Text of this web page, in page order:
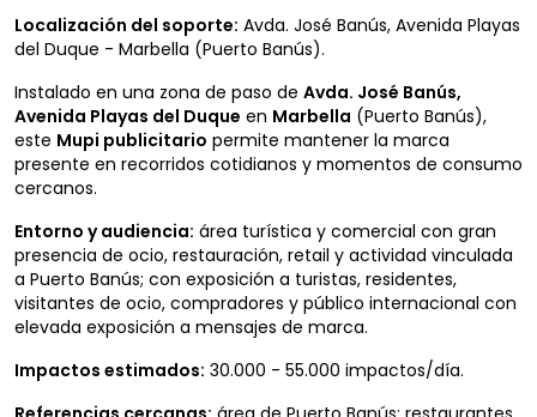
Localización del soporte: Avda. José Banús, Avenida Playas
del Duque - Marbella (Puerto Banús).
Instalado en una zona de paso de Avda. José Banús,
Avenida Playas del Duque en Marbella (Puerto Banús),
este Mupi publicitario permite mantener la marca
presente en recorridos cotidianos y momentos de consumo
cercanos.
Entorno y audiencia: área turística y comercial con gran
presencia de ocio, restauración, retail y actividad vinculada
a Puerto Banús; con exposición a turistas, residentes,
visitantes de ocio, compradores y público internacional con
elevada exposición a mensajes de marca.
Impactos estimados: 30.000 - 55.000 impactos/día.